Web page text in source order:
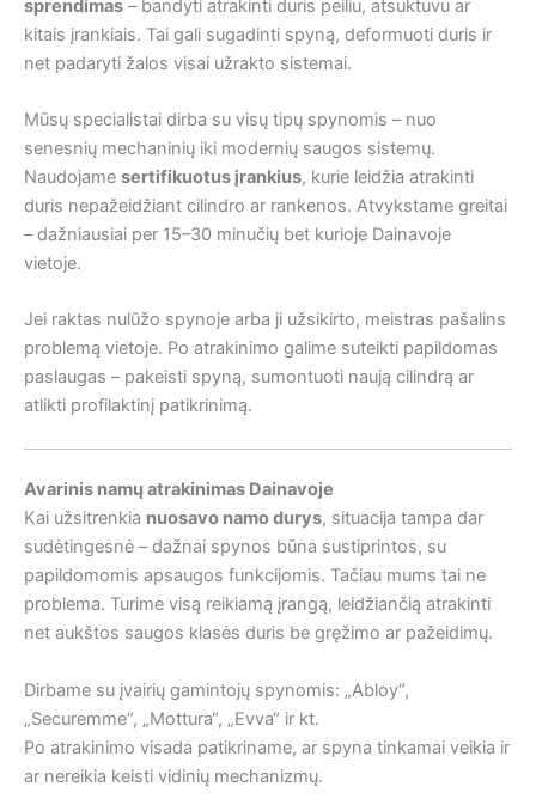
sprendimas – bandyti atrakinti duris peiliu, atsuktuvu ar
kitais įrankiais. Tai gali sugadinti spyną, deformuoti duris ir
net padaryti žalos visai užrakto sistemai.
Mūsų specialistai dirba su visų tipų spynomis – nuo
senesnių mechaninių iki modernių saugos sistemų.
Naudojame sertifikuotus įrankius, kurie leidžia atrakinti
duris nepažeidžiant cilindro ar rankenos. Atvykstame greitai
– dažniausiai per 15–30 minučių bet kurioje Dainavoje
vietoje.
Jei raktas nulūžo spynoje arba ji užsikirto, meistras pašalins
problemą vietoje. Po atrakinimo galime suteikti papildomas
paslaugas – pakeisti spyną, sumontuoti naują cilindrą ar
atlikti profilaktinį patikrinimą.
Avarinis namų atrakinimas Dainavoje
Kai užsitrenkia nuosavo namo durys, situacija tampa dar
sudėtingesnė – dažnai spynos būna sustiprintos, su
papildomomis apsaugos funkcijomis. Tačiau mums tai ne
problema. Turime visą reikiamą įrangą, leidžiančią atrakinti
net aukštos saugos klasės duris be gręžimo ar pažeidimų.
Dirbame su įvairių gamintojų spynomis: „Abloy“,
„Securemme“, „Mottura“, „Evva“ ir kt.
Po atrakinimo visada patikriname, ar spyna tinkamai veikia ir
ar nereikia keisti vidinių mechanizmų.